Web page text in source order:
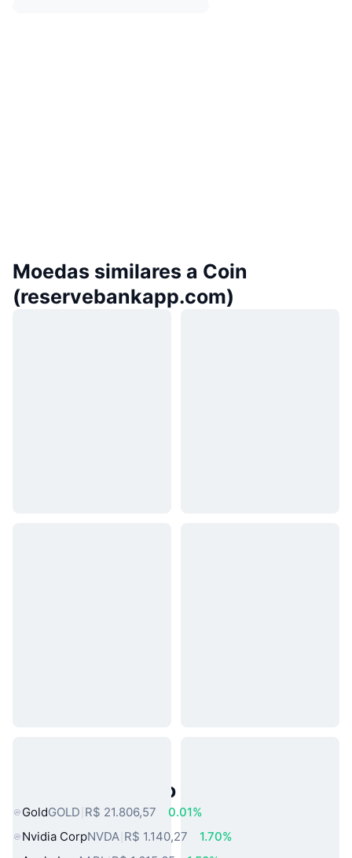
Moedas similares a Coin
(reservebankapp.com)
Ativos do Mundo Real Populares
GoldGOLD R$ 21.806,57
0.01%
Nvidia CorpNVDA R$ 1.140,27
1.70%